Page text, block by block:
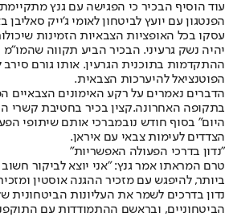
עוד הוסיף הבכיר כי הפגישה עם גנץ
הפנטגון עם יועץ לביטחון לאומי ג'ייק
עסקו בכל האופציות הצבאיות הזמינות
יהיה נשק גרעיני. הבכיר הביע תקווה
ההתקדמות בתוכנית הגרעין. אותו גורם
הפוטנציאל להיערכות הצבאית.
הדברים נאמרים על רקע האימונים הצבאיים
בתקופה האחרונה.קצין בכיר בחטיבת קשרי
היום" בסוף חודש נובמברכי אותם שיתופי
הצדדים לעימות צבאי עם איראן.
"נדון בדרכי הפעולה האפשריות"
טרם המראתו אמר גנץ: "אני יוצא לביקור
ביותר, להיפגש עם מזכיר ההגנה אוסטין
נדון בדרכים לשמר את העליונות הביטחונית
הביטחוניים, ובראשם ההתמודדות עם